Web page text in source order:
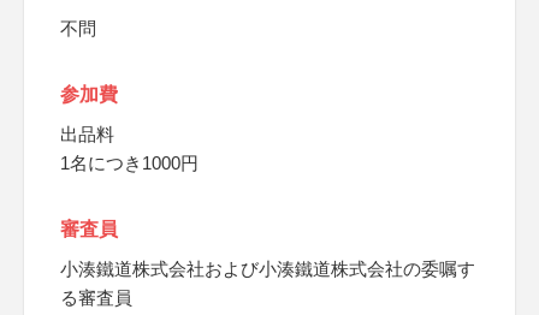
不問
参加費
出品料
1名につき1000円
審査員
小湊鐵道株式会社および小湊鐵道株式会社の委嘱す
る審査員